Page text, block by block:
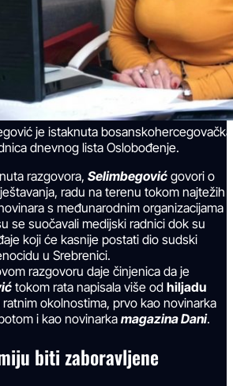
je istaknuta
dnevnog lista Oslobođenje.
razgovora, Selimbegović govori o
radu na terenu tokom najtežih
s međunarodnim organizacijama
se suočavali medijski radnici dok su
koji će kasnije postati dio sudski
u Srebrenici.
razgovoru daje činjenica da je
tokom rata napisala više od hiljadu
okolnostima, prvo kao novinarka
i kao novinarka magazina Dani.
biti zaboravljene